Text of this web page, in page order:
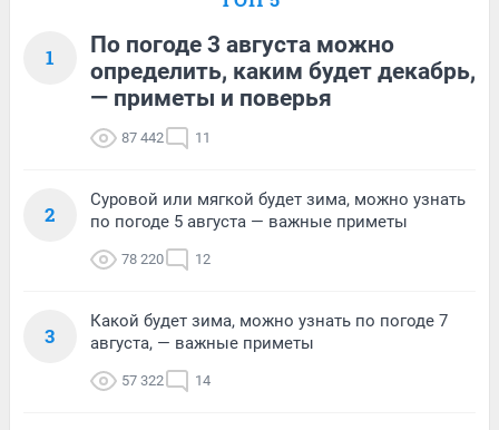
1
По погоде 3 августа можно
определить, каким будет декабрь,
— приметы и поверья
87 442 11
2
Суровой или мягкой будет зима, можно узнать
по погоде 5 августа — важные приметы
78 220 12
3
Какой будет зима, можно узнать по погоде 7
августа, — важные приметы
57 322 14